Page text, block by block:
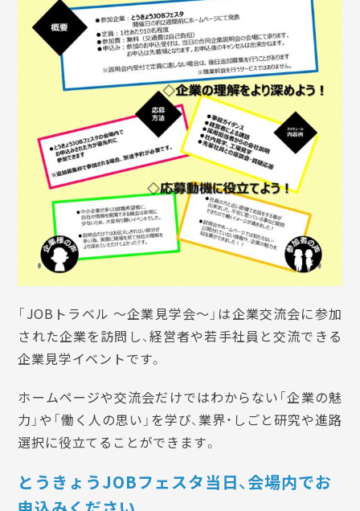
「JOBトラベル ～企業見学会～」は企業交流会に参加
された企業を訪問し、経営者や若手社員と交流できる
企業見学イベントです。
ホームページや交流会だけではわからない「企業の魅
力」や「働く人の思い」を学び、業界・しごと研究や進路
選択に役立てることができます。
とうきょうJOBフェスタ当日、会場内でお